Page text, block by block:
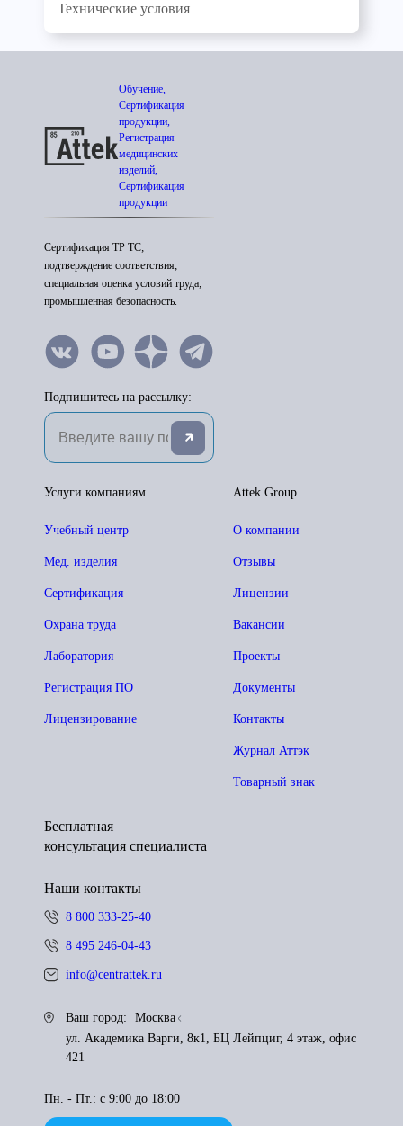
Технические условия
Обучение,
Сертификация
продукции,
Регистрация
медицинских
изделий,
Сертификация
продукции
Сертификация ТР ТС;
подтверждение соответствия;
специальная оценка условий труда;
промышленная безопасность.
Подпишитесь на рассылку:
Attek Group
О компании
Отзывы
Лицензии
Вакансии
Проекты
Документы
Контакты
Журнал Аттэк
Товарный знак
Услуги компаниям
Учебный центр
Мед. изделия
Сертификация
Охрана труда
Лаборатория
Регистрация ПО
Лицензирование
Бесплатная
консультация специалиста
Наши контакты
8 800 333-25-40
8 495 246-04-43
info@centrattek.ru
Ваш город:
Москва
ул. Академика Варги, 8к1, БЦ Лейпциг, 4 этаж, офис
421
Пн. - Пт.: с 9:00 до 18:00